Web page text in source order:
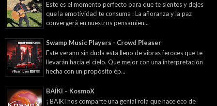
Este es el momento perfecto para que te sientes y dejes
que la emotividad te consuma : La añoranza y la paz
convergerá en nuestros pensamien...
Swamp Music Players - Crowd Pleaser
Este verano sin duda está lleno de vibras feroces que te
llevarán hacia el cielo. Que mejor con una interpretación
hecha con un propósito ép...
BAÏKI – KosmoX
¡ BAÏKI nos comparte una genial rola que hace eco de